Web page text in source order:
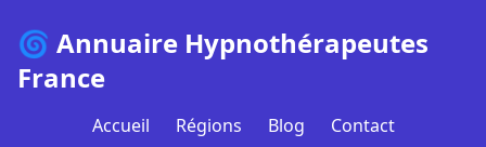
🌀 Annuaire Hypnothérapeutes
France
Accueil Régions Blog Contact